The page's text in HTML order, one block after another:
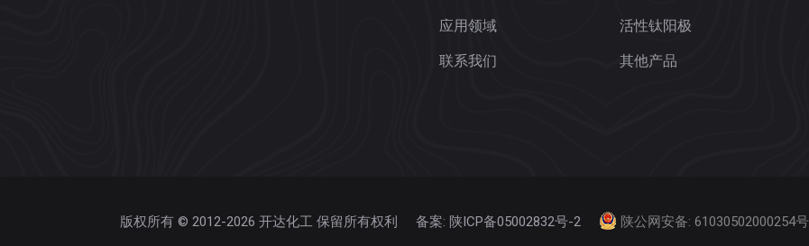
应用领域
联系我们
活性钛阳极
其他产品
版权所有 © 2012-2026 开达化工 保留所有权利 备案: 陕ICP备05002832号-2 陕公网安备: 61030502000254号